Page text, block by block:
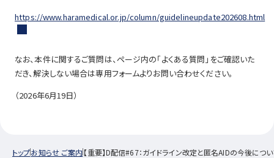
https://www.haramedical.or.jp/column/guidelineupdate202608.html
なお、本件に関するご質問は、ページ内の「よくある質問」をご確認いた
だき、解決しない場合は専用フォームよりお問い合わせください。
（2026年6月19日）
トップお知らせ ご案内【重要】D配信#67：ガイドライン改定と匿名AIDの今後につ